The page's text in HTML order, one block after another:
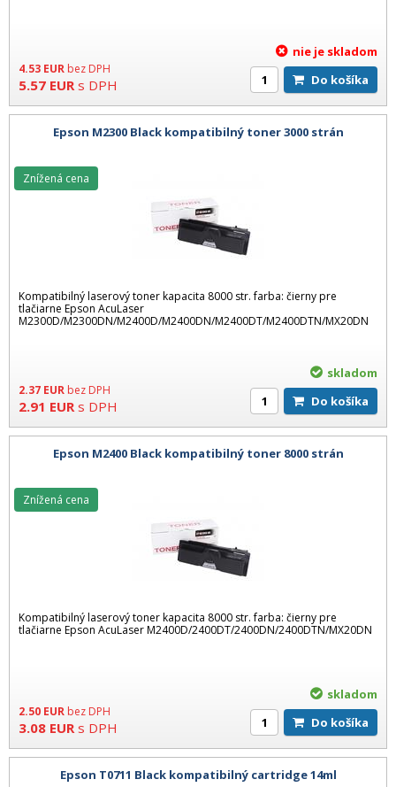
4.53 EUR bez DPH
5.57 EUR s DPH
nie je skladom
Do košíka
Epson M2300 Black kompatibilný toner 3000 strán
Kompatibilný laserový toner kapacita 8000 str. farba: čierny pre
tlačiarne Epson AcuLaser
M2300D/M2300DN/M2400D/M2400DN/M2400DT/M2400DTN/MX20DN
2.37 EUR bez DPH
2.91 EUR s DPH
Znížená cena
skladom
Do košíka
Epson M2400 Black kompatibilný toner 8000 strán
Kompatibilný laserový toner kapacita 8000 str. farba: čierny pre
tlačiarne Epson AcuLaser M2400D/2400DT/2400DN/2400DTN/MX20DN
2.50 EUR bez DPH
3.08 EUR s DPH
Znížená cena
skladom
Do košíka
Epson T0711 Black kompatibilný cartridge 14ml